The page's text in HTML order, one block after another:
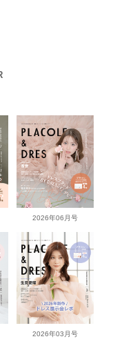
2026年06月号
2026年03月号